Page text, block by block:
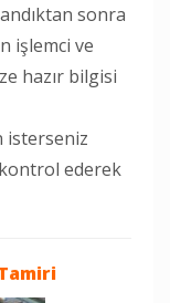
sonra
işlemci ve
hazır bilgisi
isterseniz
ederek